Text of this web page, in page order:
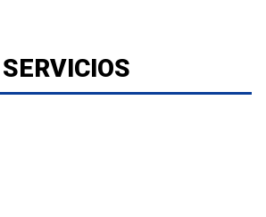
SERVICIOS